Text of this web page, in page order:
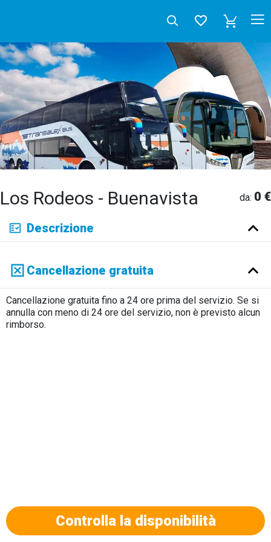
Los Rodeos - Buenavista da: 0 €
Deutsch English
Русский
Descrizione
Cancellazione gratuita
Cancellazione gratuita fino a 24 ore prima del servizio. Se si
annulla con meno di 24 ore del servizio, non è previsto alcun
rimborso.
Controlla la disponibilità